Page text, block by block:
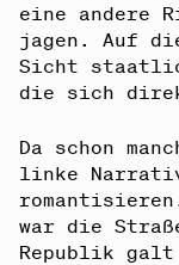
eine andere
jagen. Auf
Sicht
die sich
Da schon
linke
war die
Republik